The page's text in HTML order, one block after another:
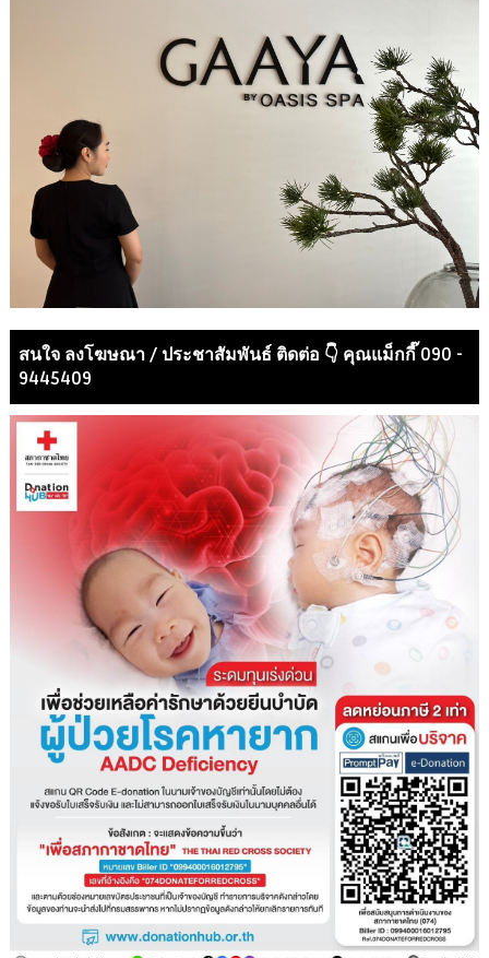
สนใจ ลงโฆษณา / ประชาสัมพันธ์ ติดต่อ 👇 คุณแม็กกี๊ 090 -
9445409